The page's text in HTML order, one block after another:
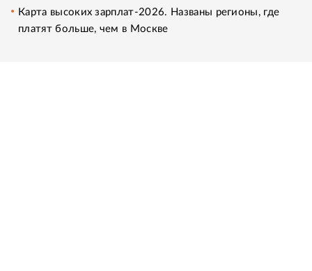
Карта высоких зарплат-2026. Названы регионы, где
платят больше, чем в Москве